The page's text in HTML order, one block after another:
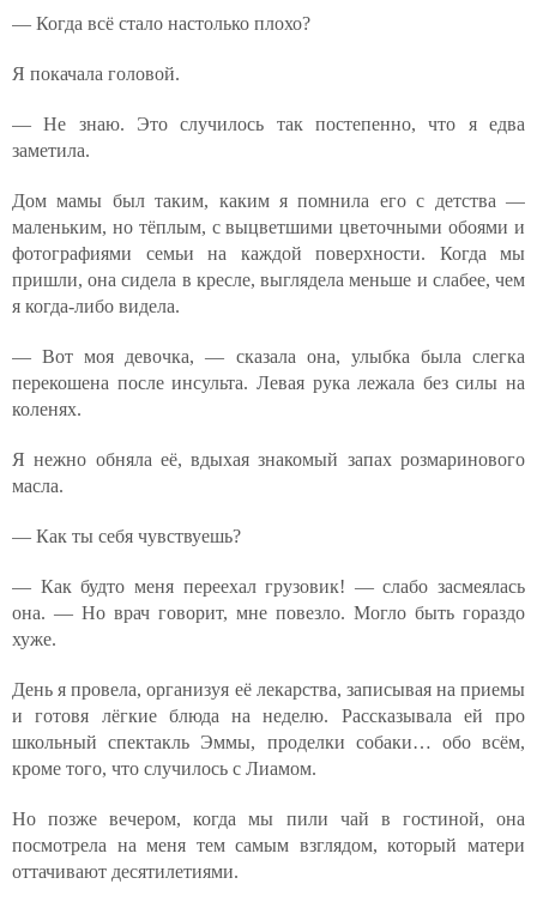
— Когда всё стало настолько плохо?
Я покачала головой.
— Не знаю. Это случилось так постепенно, что я едва
заметила.
Дом мамы был таким, каким я помнила его с детства —
маленьким, но тёплым, с выцветшими цветочными обоями и
фотографиями семьи на каждой поверхности. Когда мы
пришли, она сидела в кресле, выглядела меньше и слабее, чем
я когда-либо видела.
— Вот моя девочка, — сказала она, улыбка была слегка
перекошена после инсульта. Левая рука лежала без силы на
коленях.
Я нежно обняла её, вдыхая знакомый запах розмаринового
масла.
— Как ты себя чувствуешь?
— Как будто меня переехал грузовик! — слабо засмеялась
она. — Но врач говорит, мне повезло. Могло быть гораздо
хуже.
День я провела, организуя её лекарства, записывая на приемы
и готовя лёгкие блюда на неделю. Рассказывала ей про
школьный спектакль Эммы, проделки собаки… обо всём,
кроме того, что случилось с Лиамом.
Но позже вечером, когда мы пили чай в гостиной, она
посмотрела на меня тем самым взглядом, который матери
оттачивают десятилетиями.